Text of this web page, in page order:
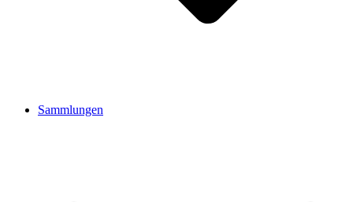
Sammlungen